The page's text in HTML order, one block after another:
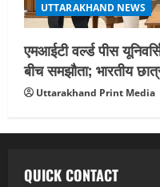
UTTARAKHAND NEWS
एमआईटी वर्ल्ड पीस
बीच समझौता; भारतीय
Uttarakhand Print Media
QUICK CONTACT